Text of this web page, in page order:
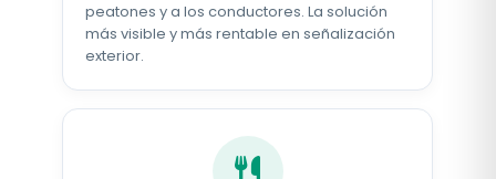
peatones y a los conductores. La solución
más visible y más rentable en señalización
exterior.